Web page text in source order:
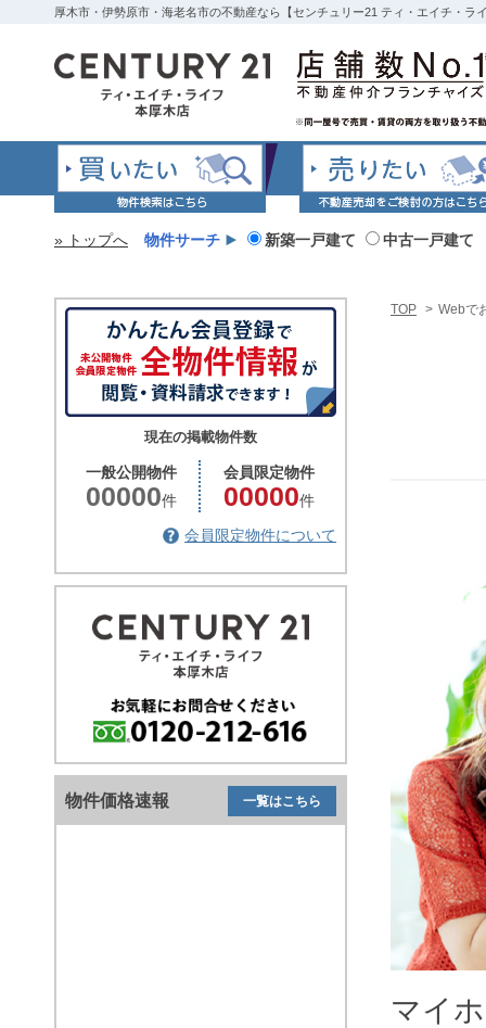
厚木市・伊勢原市・海老名市の不動産なら【センチュリー21 ティ・エイチ・ラ
» トップへ 物件サーチ 新築一戸建て 中古一戸建て
現在の掲載物件数
一般公開物件
00000件
会員限定物件
00000件
会員限定物件について
物件価格速報 一覧はこちら
TOP > Webで
マイ